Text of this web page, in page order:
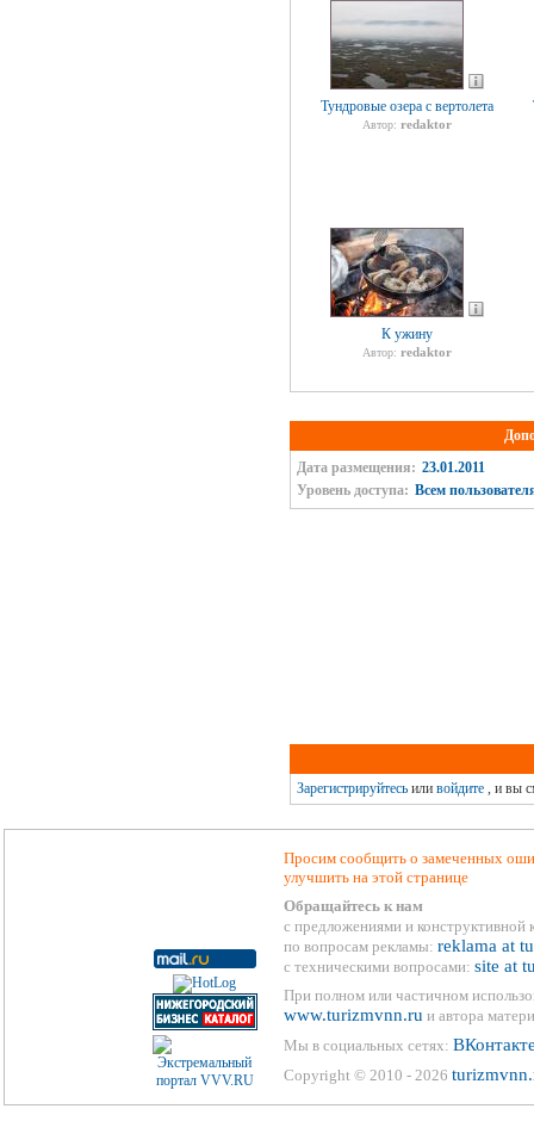
Тундровые озера с вертолета
Автор: redaktor
К ужину
Автор: redaktor
Дата размещения: 23.01.2011
Уровень доступа: Всем
Зарегистрируйтесьили войдите, и вы
Просим сообщить о замеченных
улучшить на этой странице
Обращайтесь к нам
с предложениями и конструктивной
по вопросам рекламы: reklama at
с техническими вопросами: site at
При полном или частичном
www.turizmvnn.ru и автора
Мы в социальных сетях:
Copyright © 2010 - 2026